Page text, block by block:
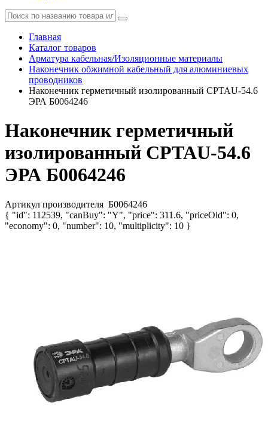
Главная
Каталог товаров
Арматура кабельная/Изоляционные материалы
Наконечник обжимной кабельный для алюминиевых
проводников
Наконечник герметичный изолированный CPTAU-54.6
ЭРА Б0064246
Наконечник герметичный
изолированный CPTAU-54.6
ЭРА Б0064246
Артикул производителя Б0064246
{ "id": 112539, "canBuy": "Y", "price": 311.6, "priceOld": 0,
"economy": 0, "number": 10, "multiplicity": 10 }